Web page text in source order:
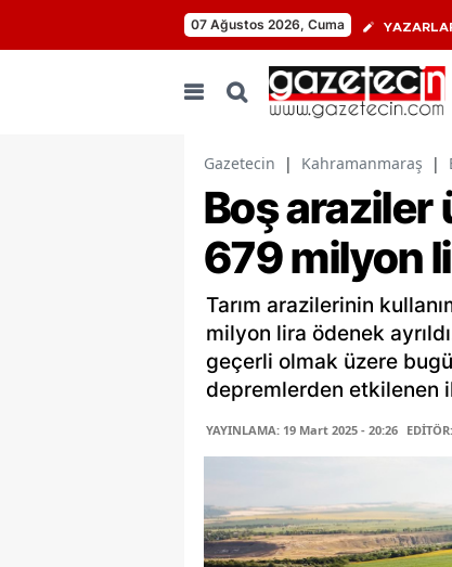
07 Ağustos 2026, Cuma
Gazetecin | Kahramanmaraş |
Boş araziler
679 milyon
Tarım arazilerinin
milyon lira ödenek
geçerli olmak üzere
depremlerden etkilenen
YAYINLAMA: 19 Mart 2025 - 20:26